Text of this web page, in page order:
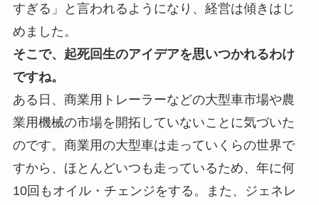
すぎる」と言われるようになり、経営は傾きはじ
めました。
そこで、起死回生のアイデアを思いつかれるわけ
ですね。
ある日、商業用トレーラーなどの大型車市場や農
業用機械の市場を開拓していないことに気づいた
のです。商業用の大型車は走っていくらの世界で
すから、ほとんどいつも走っているため、年に何
10回もオイル・チェンジをする。また、ジェネレ